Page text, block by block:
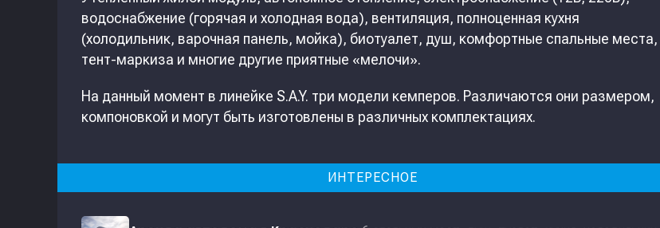
водоснабжение (горячая и холодная вода), вентиляция, полноценная кухня
(холодильник, варочная панель, мойка), биотуалет, душ, комфортные спальные места,
тент-маркиза и многие другие приятные «мелочи».
На данный момент в линейке S.A.Y. три модели кемперов. Различаются они размером,
компоновкой и могут быть изготовлены в различных комплектациях.
ИНТЕРЕСНОЕ